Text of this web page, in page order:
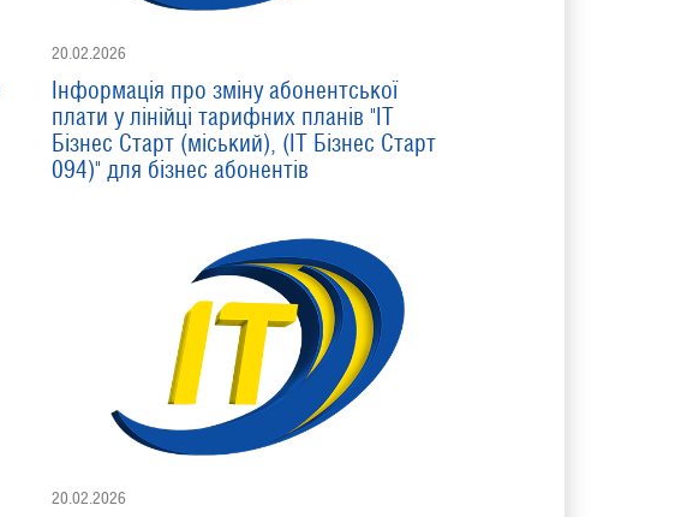
20.02.2026
Інформація про зміну абонентської
плати у лінійці тарифних планів "ІТ
Бізнес Старт (міський), (ІТ Бізнес Старт
094)" для бізнес абонентів
20.02.2026